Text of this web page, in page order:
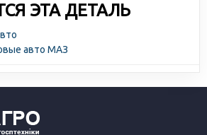
ЭТА ДЕТАЛЬ
авто МАЗ